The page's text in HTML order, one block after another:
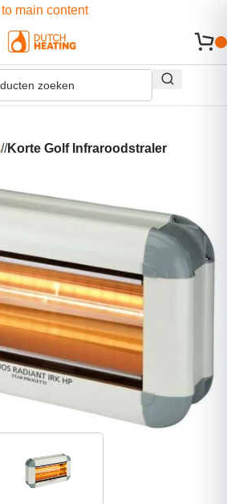
main content
/ Korte Golf Infraroodstraler